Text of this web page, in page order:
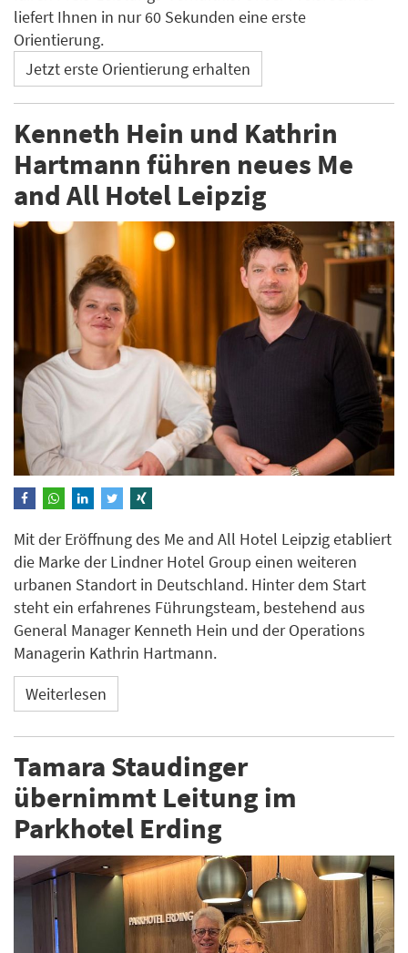
liefert Ihnen in nur 60 Sekunden eine erste
Orientierung.
Jetzt erste Orientierung erhalten
Kenneth Hein und Kathrin
Hartmann führen neues Me
and All Hotel Leipzig
Mit der Eröffnung des Me and All Hotel Leipzig etabliert
die Marke der Lindner Hotel Group einen weiteren
urbanen Standort in Deutschland. Hinter dem Start
steht ein erfahrenes Führungsteam, bestehend aus
General Manager Kenneth Hein und der Operations
Managerin Kathrin Hartmann.
Weiterlesen
Tamara Staudinger
übernimmt Leitung im
Parkhotel Erding